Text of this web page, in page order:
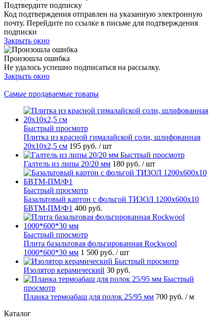
Подтвердите подписку
Код подтверждения отправлен на указанную электронную
почту. Перейдите по ссылке в письме для подтверждения
подписки
Закрыть окно
Произошла ошибка
Не удалось успешно подписаться на рассылку.
Закрыть окно
Самые продаваемые товары
Быстрый просмотр
Плитка из красной гималайской соли, шлифованная
20х10х2,5 см 195 руб. / шт
Быстрый просмотр
Галтель из липы 20/20 мм 180 руб. / шт
Быстрый просмотр
Базальтовый картон с фольгой ТИЗОЛ 1200х600х10
БВТМ-ПМ/Ф1 400 руб.
Быстрый просмотр
Плита базальтовая фольгированная Rockwool
1000*600*30 мм 1 500 руб. / шт
Быстрый просмотр
Изолятор керамический 30 руб.
Быстрый
просмотр
Планка термоабаш для полок 25/95 мм 700 руб. / м
Каталог